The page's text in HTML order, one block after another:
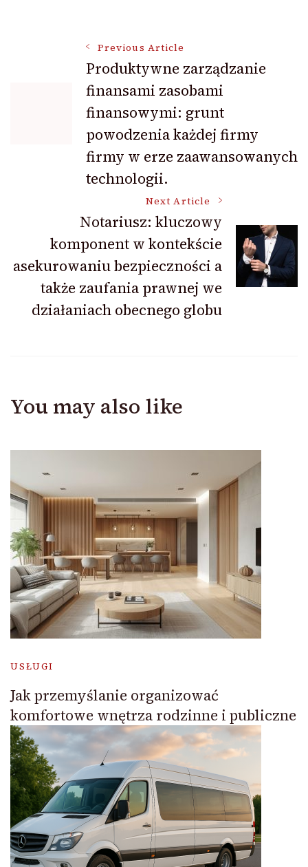
Navigation
Previous Article
Produktywne zarządzanie
finansami zasobami
finansowymi: grunt
powodzenia każdej firmy
firmy w erze zaawansowanych
technologii.
Next Article
Notariusz: kluczowy
komponent w kontekście
asekurowaniu bezpieczności a
także zaufania prawnej we
działaniach obecnego globu
You may also like
USŁUGI
Jak przemyślanie organizować
komfortowe wnętrza rodzinne i publiczne